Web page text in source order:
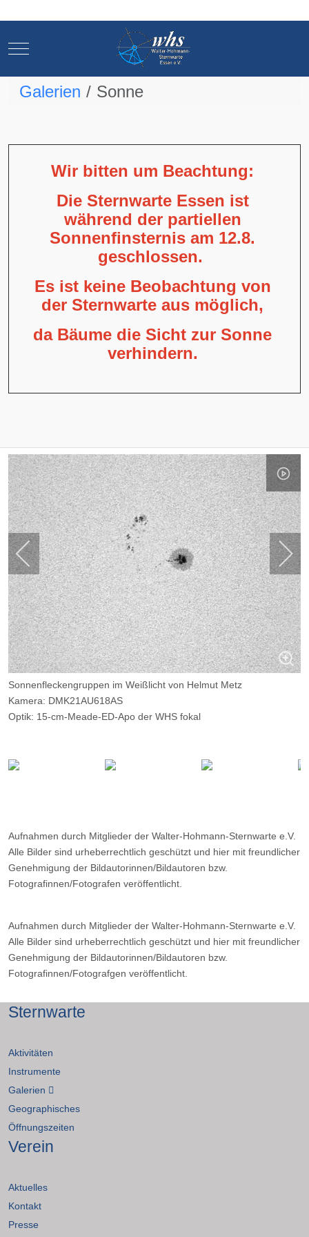
Mobile Menu Toggle
Galerien Sonne
Wir bitten um Beachtung:
Die Sternwarte Essen ist
während der partiellen
Sonnenfinsternis am 12.8.
geschlossen.
Es ist keine Beobachtung von
der Sternwarte aus möglich,
da Bäume die Sicht zur Sonne
verhindern.
Sonnenfleckengruppen im Weißlicht von Helmut Metz
Kamera: DMK21AU618AS
Optik: 15-cm-Meade-ED-Apo der WHS fokal
Ort: WHS Essen
Aufnahmen durch Mitglieder der Walter-Hohmann-Sternwarte e.V.
Alle Bilder sind urheberrechtlich geschützt und hier mit freundlicher
Genehmigung der Bildautorinnen/Bildautoren bzw.
Fotografinnen/Fotografen veröffentlicht.
Aufnahmen durch Mitglieder der Walter-Hohmann-Sternwarte e.V.
Alle Bilder sind urheberrechtlich geschützt und hier mit freundlicher
Genehmigung der Bildautorinnen/Bildautoren bzw.
Fotografinnen/Fotografgen veröffentlicht.
Sternwarte
Aktivitäten
Instrumente
Galerien
Geographisches
Öffnungszeiten
Verein
Aktuelles
Kontakt
Presse